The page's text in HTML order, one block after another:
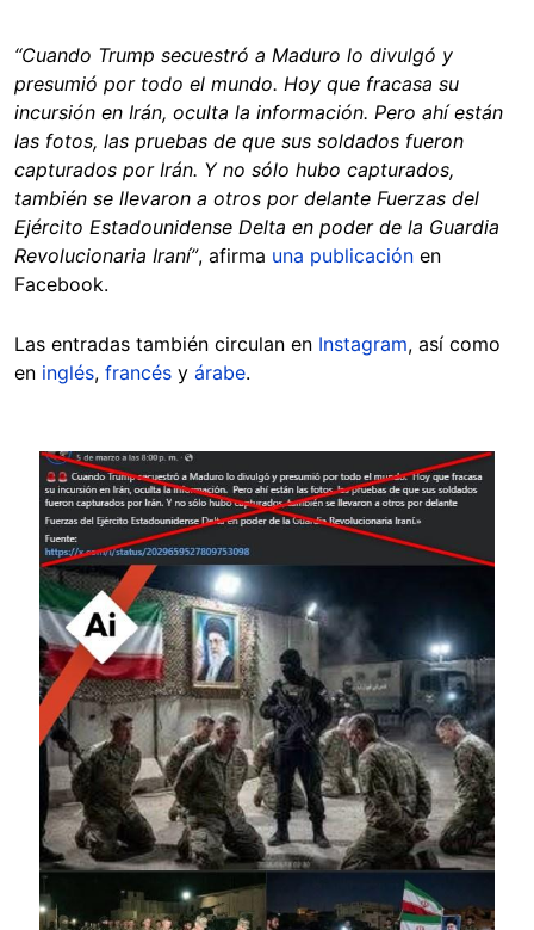
“Cuando Trump secuestró a Maduro lo divulgó y
presumió por todo el mundo. Hoy que fracasa su
incursión en Irán, oculta la información. Pero ahí están
las fotos, las pruebas de que sus soldados fueron
capturados por Irán. Y no sólo hubo capturados,
también se llevaron a otros por delante Fuerzas del
Ejército Estadounidense Delta en poder de la Guardia
Revolucionaria Iraní”, afirma una publicación en
Facebook.
Las entradas también circulan en Instagram, así como
en inglés, francés y árabe.
Image